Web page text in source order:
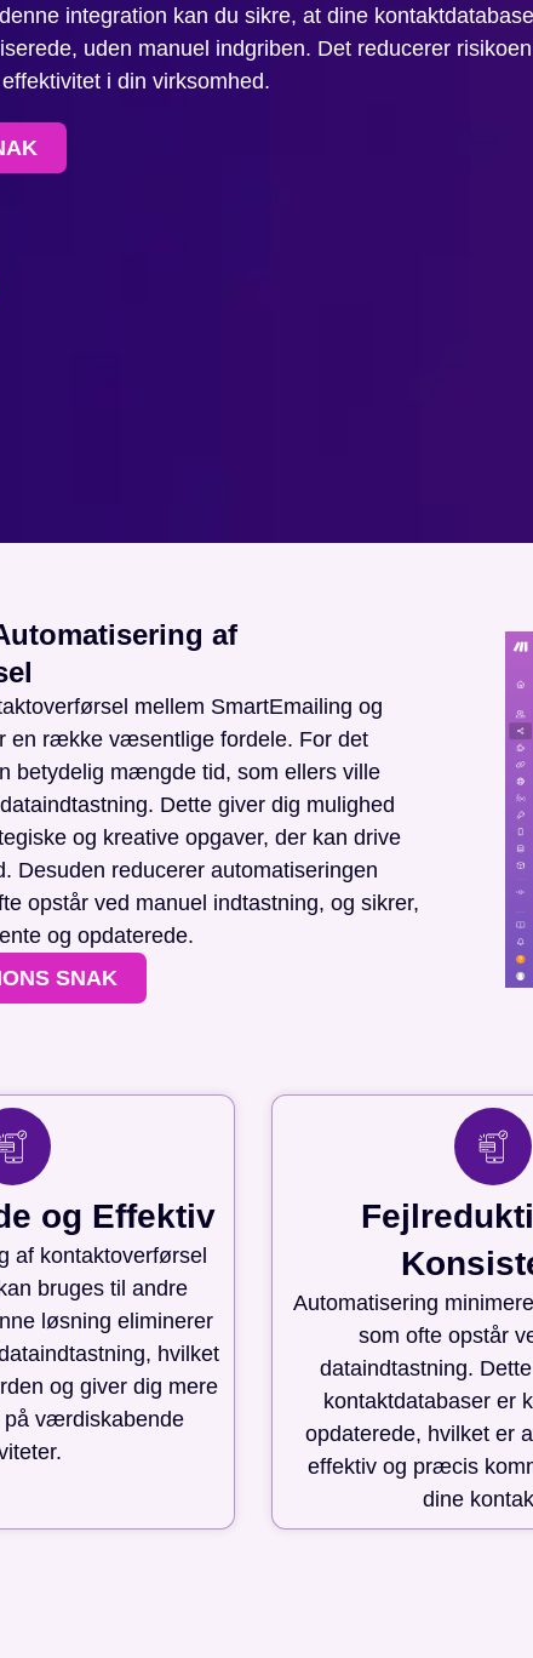
integration kan du sikre, at dine
uden manuel indgriben. Det reducerer
i din virksomhed.
af
mellem SmartEmailing og
en række væsentlige fordele. For det
betydelig mængde tid, som ellers ville
Dette giver dig mulighed
og kreative opgaver, der kan drive
Desuden reducerer automatiseringen
opstår ved manuel indtastning, og sikrer,
og opdaterede.
SNAK
og Effektiv
af kontaktoverførsel
bruges til andre
løsning eliminerer
hvilket
og giver dig mere
på værdiskabende
Automatisering
som ofte opstår
dataindtastning.
kontaktdatabaser er
opdaterede, hvilket er
effektiv og præcis
dine